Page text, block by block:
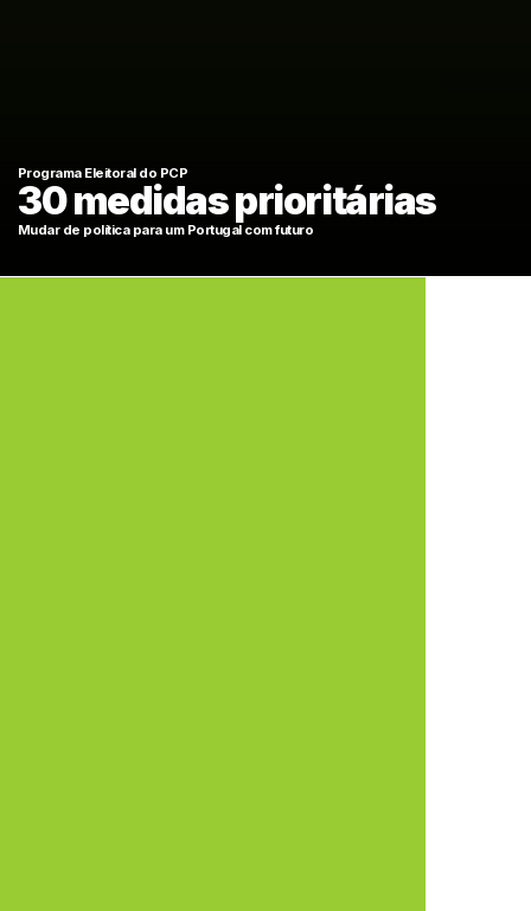
Programa Eleitoral do PCP
30 medidas prioritárias
Mudar de política para um Portugal com futuro